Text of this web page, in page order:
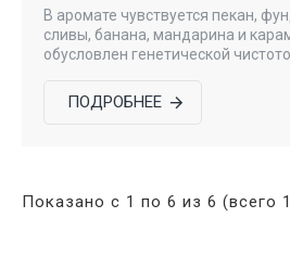
В аромате чувствуется пекан,
сливы, банана, мандарина и
обусловлен генетической
ПОДРОБНЕЕ
Показано с 1 по 6 из 6 (всего